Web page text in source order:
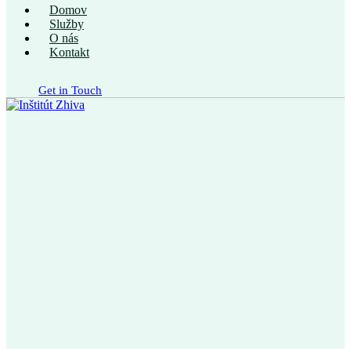
Domov
Služby
O nás
Kontakt
Get in Touch